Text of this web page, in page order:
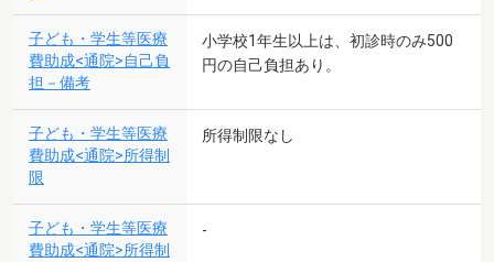
子ども・学生等医療
費助成<通院>自己負
担－備考
小学校1年生以上は、初診時のみ500
円の自己負担あり。
子ども・学生等医療
費助成<通院>所得制
限
所得制限なし
子ども・学生等医療
費助成<通院>所得制
-